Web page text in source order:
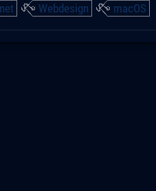
Webdesign macOS